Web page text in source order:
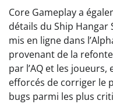
Core Gameplay a
détails du Ship Hangar
mis en ligne dans
provenant de la
par l’AQ et les
efforcés de corriger le
bugs parmi les plus